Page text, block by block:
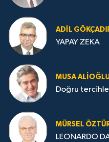
ADIL
YAPAY ZEKA
MUSA
Doğru
MÜRSEL
LEONARDO